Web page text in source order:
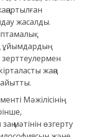
жасалды.
зерттеулермен
жаңа
Мәжілісінің
мәтінін өзгерту